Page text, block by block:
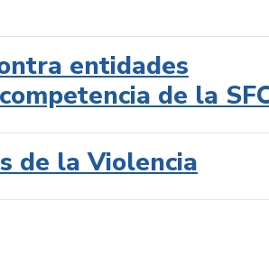
entidades
de la
de la Violencia